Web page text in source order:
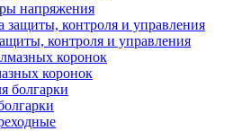
напряжения
контроля и управления
коронок